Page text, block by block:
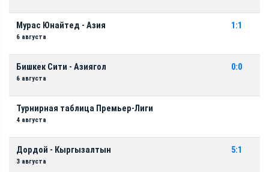
Мурас Юнайтед - Азия
6 августа
1:1
Бишкек Сити - Азиягол
6 августа
0:0
Турнирная таблица Премьер-Лиги
4 августа
Дордой - Кыргызалтын
3 августа
5:1